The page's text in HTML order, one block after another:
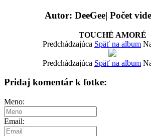
Autor: DeeGee| Počet
TOUCHÉ AMORÉ
Predchádzajúca Späť na album
Predchádzajúca Späť na album
Pridaj komentár k fotke:
Meno:
Email: